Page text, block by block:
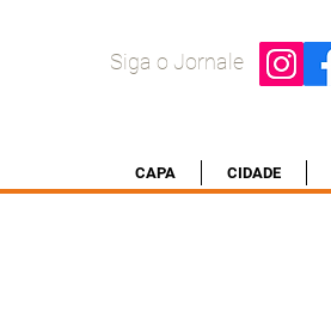
Siga o Jornale
CAPA CIDADE